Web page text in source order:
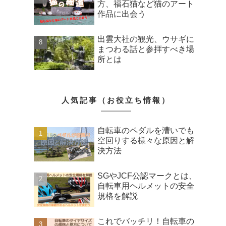
方、福石猫など猫のアート
作品に出会う
出雲大社の観光、ウサギに
まつわる話と参拝すべき場
所とは
人気記事（お役立ち情報）
自転車のペダルを漕いでも
空回りする様々な原因と解
決方法
SGやJCF公認マークとは、
自転車用ヘルメットの安全
規格を解説
これでバッチリ！自転車の